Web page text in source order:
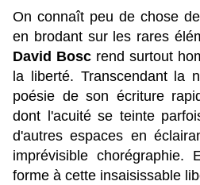
On connaît peu de chose
en brodant sur les rares
David Bosc rend surtout
la liberté. Transcendant la
poésie de son écriture
dont l'acuité se teinte
d'autres espaces en
imprévisible
forme à cette insaisissable